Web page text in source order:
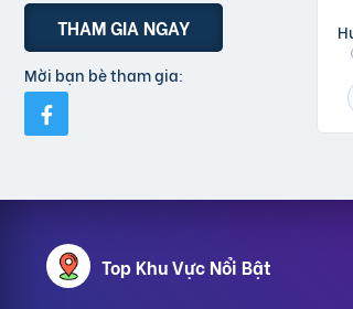
THAM GIA NGAY
Mời bạn bè tham gia:
Top Khu Vực Nổi Bật